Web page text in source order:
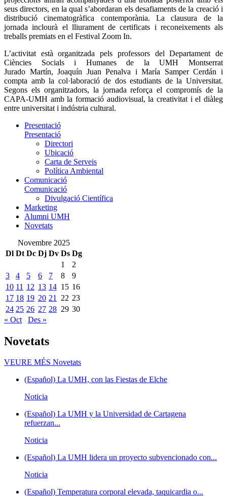
seus directors, en la qual s’abordaran els desafiaments de la creació i
distribució cinematogràfica contemporània. La clausura de la
jornada inclourà el lliurament de certificats i reconeixements als
treballs premiats en el Festival Zoom In.
L’activitat està organitzada pels professors del Departament de
Ciències Socials i Humanes de la UMH Montserrat
Jurado Martín, Joaquín Juan Penalva i María Samper Cerdán i
compta amb la col·laboració de dos estudiants de la Universitat.
Segons els organitzadors, la jornada reforça el compromís de la
CAPA-UMH amb la formació audiovisual, la creativitat i el diàleg
entre universitat i indústria cultural.
Presentació
Presentació
Directori
Ubicació
Carta de Serveis
Política Ambiental
Comunicació
Comunicació
Divulgació Científica
Marketing
Alumni UMH
Novetats
Novembre 2025
Dl Dt Dc Dj Dv Ds Dg
1
2
3
4 5 6 7 8
9
10 11 12 13 14 15 16
17 18 19 20 21 22 23
24 25 26 27 28 29 30
« Oct
Des »
Novetats
VEURE MÉS Novetats
(Español) La UMH, con las Fiestas de Elche
Noticia
(Español) La UMH y la Universidad de Cartagena
refuerzan...
Noticia
(Español) La UMH lidera un proyecto subvencionado con...
Noticia
(Español) Temperatura corporal elevada, taquicardia o...